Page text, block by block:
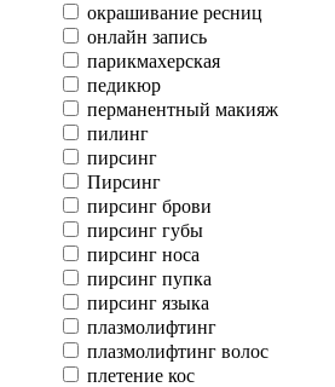
окрашивание ресниц
онлайн запись
парикмахерская
педикюр
перманентный макияж
пилинг
пирсинг
Пирсинг
пирсинг брови
пирсинг губы
пирсинг носа
пирсинг пупка
пирсинг языка
плазмолифтинг
плазмолифтинг волос
плетение кос